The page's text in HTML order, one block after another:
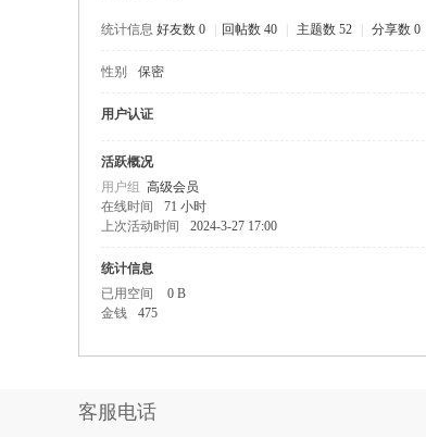
统计信息 好友数 0 回帖数 40 主题数 52 分享数 0
性别 保密
用户认证
活跃概况
用户组 高级会员
在线时间
71 小时
上次活动时间
2024-3-27 17:00
统计信息
已用空间
0 B
金钱
475
客服电话